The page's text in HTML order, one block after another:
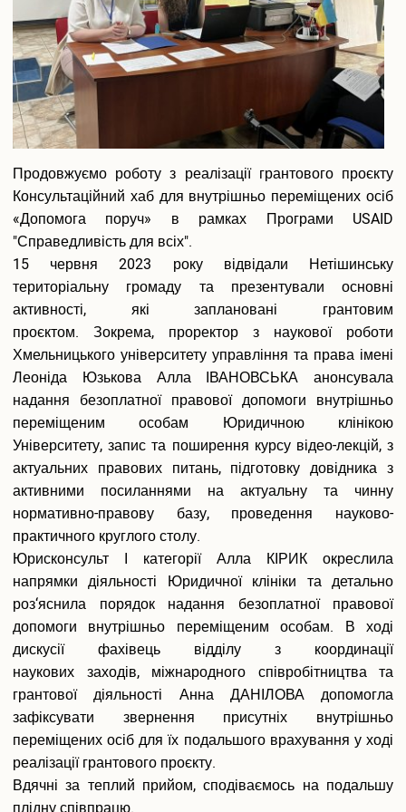
Вакантні посади
Акредитація
Внутрішня система забезпечення якості освіти
Етика, академічна доброчесність та антикорупційна
політика
Гендерна політика Університету
Газета ХУУП імені Леоніда Юзькова GAUDEAMUS
Меморіал пам'яті
Безпека освітнього середовища
Фотогалерея
Відеогалерея
Вступнику
Приймальна комісія
Відомості про провадження освітньої діяльності
Правила прийому в ХУУП імені Леоніда Юзькова
Кількість бюджетних місць регіонального замовлення
Переваги університету
Вартість навчання на контрактній основі
Освітні програми
Подача електронної заяви
Поновлення та переведення на навчання
Реєстраціія електронного кабіінету для вступу на
магістратуру
Інформація про вступ до аспірантури і докторантури
Програми вступних випробувань
Співбесіда
Рейтингові списки
Захист персональних даних
Ваучер на навчання від центру зайнятості
Особам з особливими освітніми потребами
Військова кафедра
Проживання студентів
Освіта іноземних студентів
Студенту
Оголошення
Освітній процес
Навчальні плани
Продовжуємо роботу з реалізації грантового проєкту
Консультаційний хаб для внутрішньо переміщених осіб
«Допомога поруч» в рамках Програми USAID
"Справедливість для всіх".
15 червня 2023 року відвідали Нетішинську
територіальну громаду та презентували основні
активності, які заплановані грантовим
проєктом. Зокрема, проректор з наукової роботи
Хмельницького університету управління та права імені
Леоніда Юзькова Алла ІВАНОВСЬКА анонсувала
надання безоплатної правової допомоги внутрішньо
переміщеним особам Юридичною клінікою
Університету, запис та поширення курсу відео-лекцій, з
актуальних правових питань, підготовку довідника з
активними посиланнями на актуальну та чинну
нормативно-правову базу, проведення науково-
практичного круглого столу.
Юрисконсульт І категорії Алла КІРИК окреслила
напрямки діяльності Юридичної клініки та детально
роз‘яснила порядок надання безоплатної правової
допомоги внутрішньо переміщеним особам. В ході
дискусії фахівець відділу з координації
наукових заходів, міжнародного співробітництва та
грантової діяльності Анна ДАНІЛОВА допомогла
зафіксувати звернення присутніх внутрішньо
переміщених осіб для їх подальшого врахування у ході
реалізації грантового проєкту.
Вдячні за теплий прийом, сподіваємось на подальшу